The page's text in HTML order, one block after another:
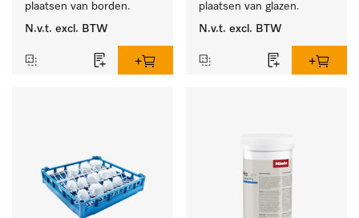
plaatsen van borden.
N.v.t. excl. BTW
plaatsen van glazen.
N.v.t. excl. BTW